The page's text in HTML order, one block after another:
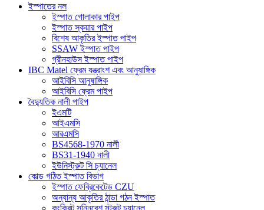
ইস্পাতের নল
ইস্পাত গোলাকার পাইপ
ইস্পাত স্কয়ার পাইপ
বিশেষ আকৃতির ইস্পাত পাইপ
SSAW ইস্পাত পাইপ
গ্রীনহাউস ইস্পাত পাইপ
IBC Matel ফ্রেম যন্ত্রাংশ এবং আনুষাঙ্গিক
আইবিসি আনুষাঙ্গিক
আইবিসি ফ্রেম পাইপ
বৈদ্যুতিক নালী পাইপ
ইএমটি
আইএমসি
আরএমসি
BS4568-1970 নালী
BS31-1940 নালী
ইউনিস্ট্রুট সি চ্যানেল
কোল্ড গঠিত ইস্পাত বিভাগ
ইস্পাত ফেব্রিকেটেড CZU
অন্যান্য আকৃতির ঠান্ডা গঠন ইস্পাত
কংক্রিট সন্নিবেশ স্ট্রুট চ্যানেল